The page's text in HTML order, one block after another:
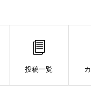
投稿一覧